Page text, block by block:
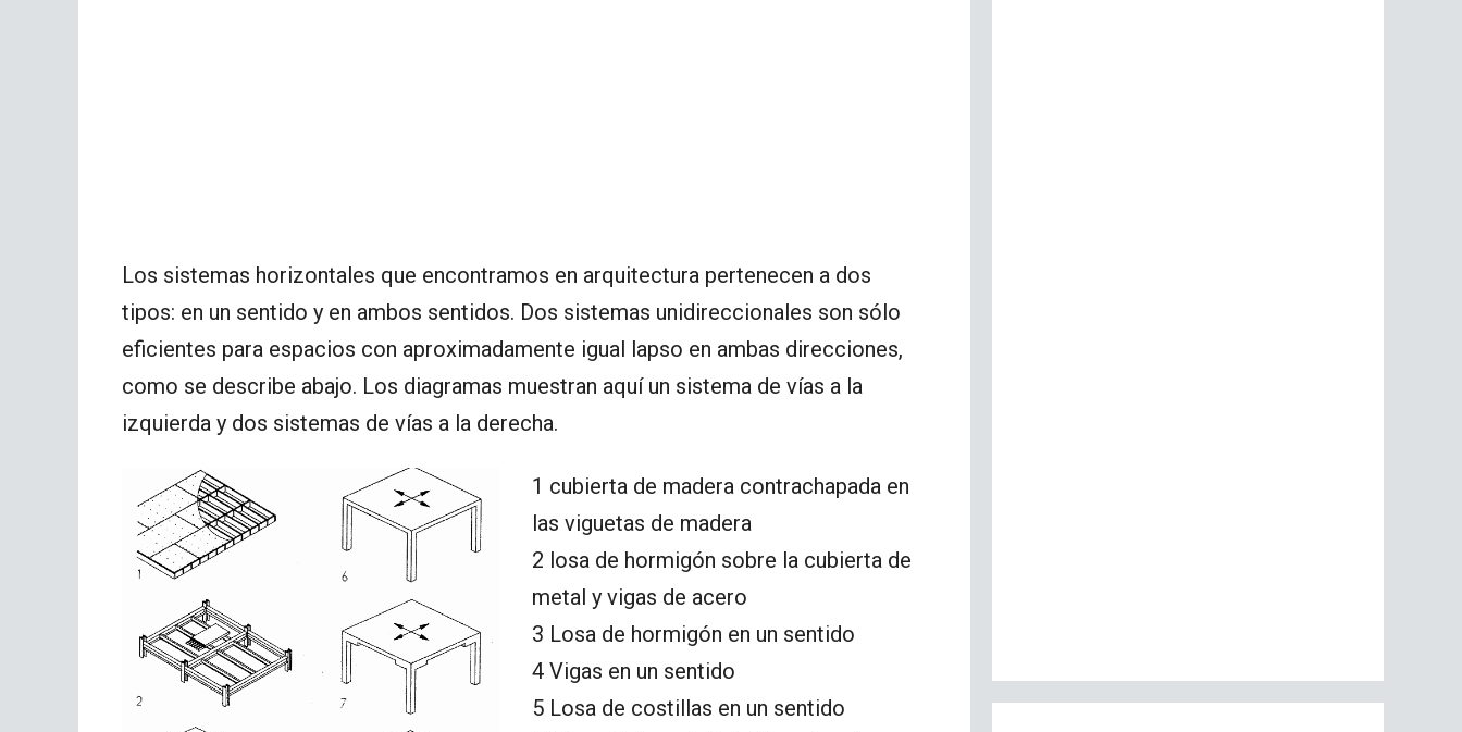
Los sistemas horizontales que encontramos en arquitectura pertenecen a dos
tipos: en un sentido y en ambos sentidos. Dos sistemas unidireccionales son sólo
eficientes para espacios con aproximadamente igual lapso en ambas direcciones,
como se describe abajo. Los diagramas muestran aquí un sistema de vías a la
izquierda y dos sistemas de vías a la derecha.
1 cubierta de madera contrachapada en
las viguetas de madera
2 losa de hormigón sobre la cubierta de
metal y vigas de acero
3 Losa de hormigón en un sentido
4 Vigas en un sentido
5 Losa de costillas en un sentido